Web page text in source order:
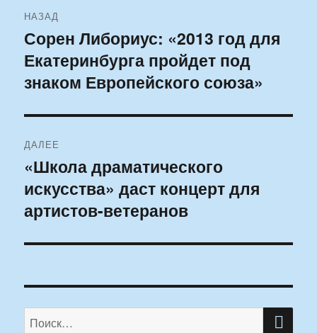
по
записям
НАЗАД
Предыдущая
запись:
Сорен Либориус: «2013 год для
Екатеринбурга пройдет под
знаком Европейского союза»
ДАЛЕЕ
Следующая
запись:
«Школа драматического
искусства» даст концерт для
артистов-ветеранов
Искать: